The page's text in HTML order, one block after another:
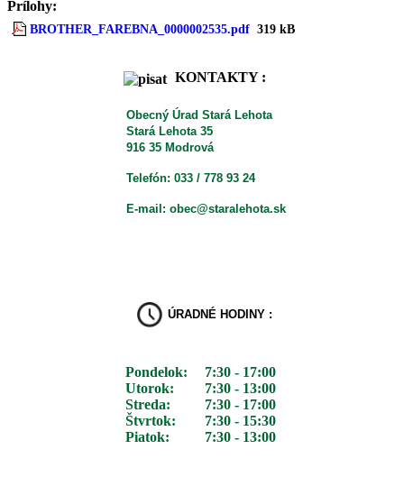
Prílohy:
BROTHER_FAREBNA_0000002535.pdf 319 kB
KONTAKTY :
Obecný Úrad Stará Lehota
Stará Lehota 35
916 35 Modrová
Telefón: 033 / 778 93 24
E-mail: obec@staralehota.sk
ÚRADNÉ HODINY :
Pondelok:
Utorok:
Streda:
Štvrtok:
Piatok:
7:30 - 17:00
7:30 - 13:00
7:30 - 17:00
7:30 - 15:30
7:30 - 13:00